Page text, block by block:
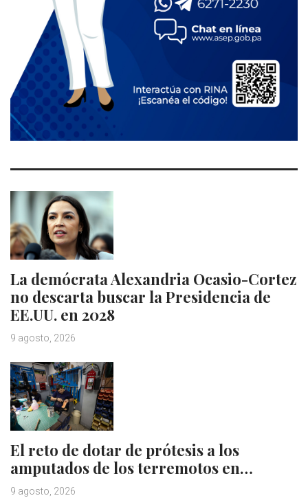
La demócrata Alexandria Ocasio-Cortez
no descarta buscar la Presidencia de
EE.UU. en 2028
9 agosto, 2026
El reto de dotar de prótesis a los
amputados de los terremotos en…
9 agosto, 2026